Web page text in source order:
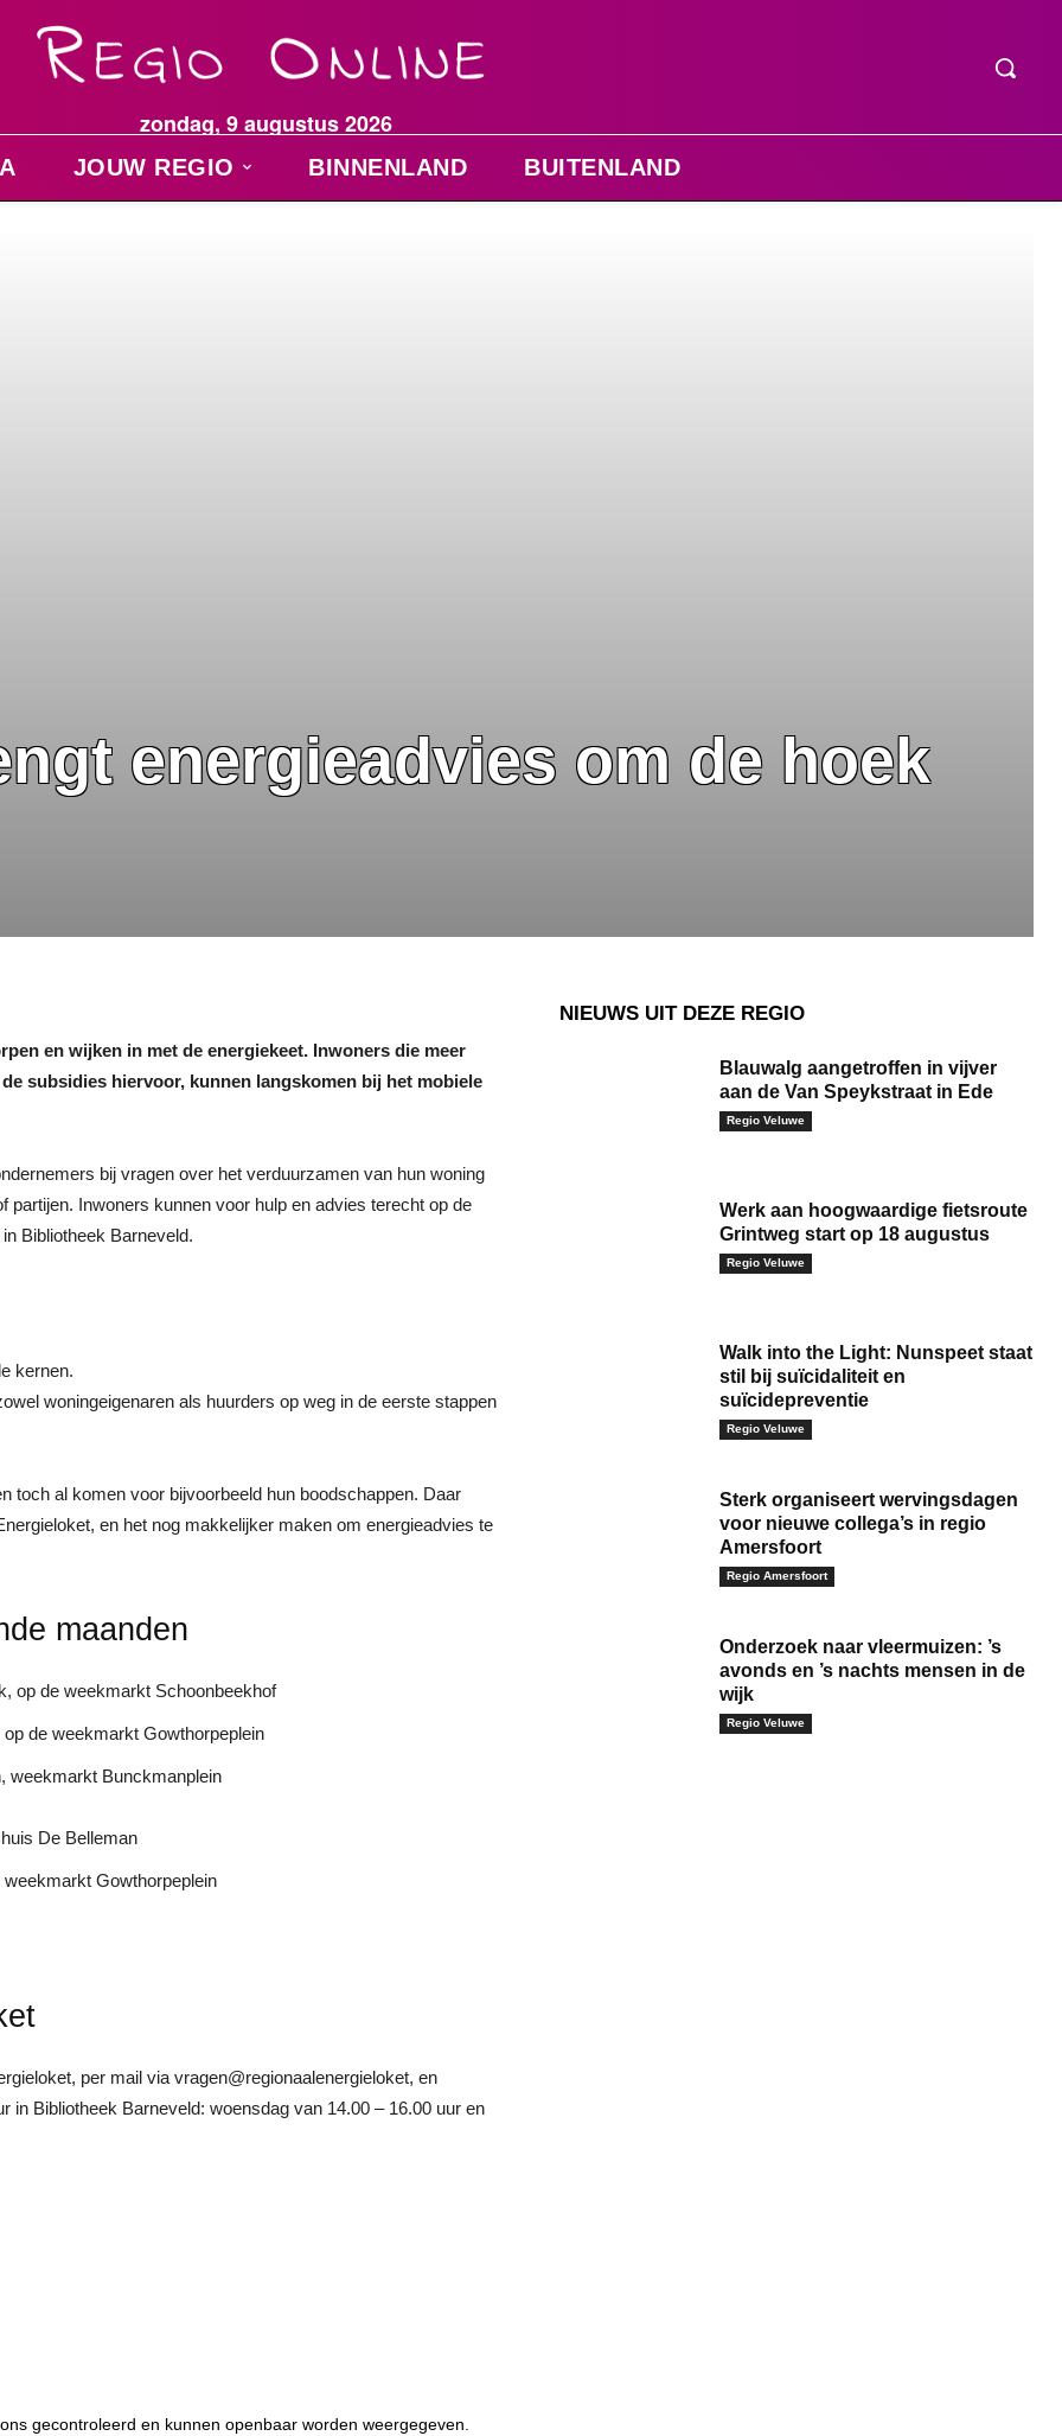
zondag, 9 augustus 2026
JOUW REGIO BINNENLAND BUITENLAND
energieadvies om de hoek
en wijken in met de energiekeet. Inwoners die meer
subsidies hiervoor, kunnen langskomen bij het mobiele
bij vragen over het verduurzamen van hun woning
partijen. Inwoners kunnen voor hulp en advies terecht op de
Bibliotheek Barneveld.
kernen.
woningeigenaren als huurders op weg in de eerste stappen
toch al komen voor bijvoorbeeld hun boodschappen. Daar
en het nog makkelijker maken om energieadvies te
maanden
op de weekmarkt Schoonbeekhof
de weekmarkt Gowthorpeplein
weekmarkt Bunckmanplein
De Belleman
Gowthorpeplein
per mail via vragen@regionaalenergieloket, en
in Bibliotheek Barneveld: woensdag van 14.00 – 16.00 uur en
gecontroleerd en kunnen openbaar worden weergegeven.
NIEUWS UIT DEZE REGIO
Blauwalg aangetroffen in vijver
aan de Van Speykstraat in Ede
Regio Veluwe
Werk aan hoogwaardige fietsroute
Grintweg start op 18 augustus
Regio Veluwe
Walk into the Light: Nunspeet staat
stil bij suïcidaliteit en
suïcidepreventie
Regio Veluwe
Sterk organiseert wervingsdagen
voor nieuwe collega’s in regio
Amersfoort
Regio Amersfoort
Onderzoek naar vleermuizen: ’s
avonds en ’s nachts mensen in de
wijk
Regio Veluwe